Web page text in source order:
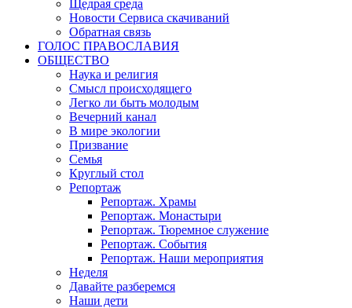
Щедрая среда
Новости Сервиса скачиваний
Обратная связь
ГОЛОС ПРАВОСЛАВИЯ
ОБЩЕСТВО
Наука и религия
Смысл происходящего
Легко ли быть молодым
Вечерний канал
В мире экологии
Призвание
Семья
Круглый стол
Репортаж
Репортаж. Храмы
Репортаж. Монастыри
Репортаж. Тюремное служение
Репортаж. События
Репортаж. Наши мероприятия
Неделя
Давайте разберемся
Наши дети